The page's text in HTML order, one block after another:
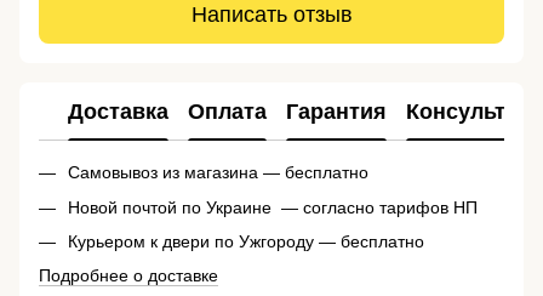
Написать отзыв
Доставка Оплата Гарантия
Самовывоз из магазина — бесплатно
Новой почтой по Украине — согласно тарифов НП
Курьером к двери по Ужгороду — бесплатно
Подробнее о доставке